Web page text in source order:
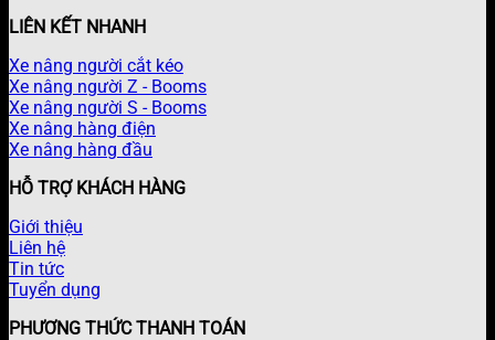
LIÊN KẾT NHANH
Xe nâng người cắt kéo
Xe nâng người Z - Booms
Xe nâng người S - Booms
Xe nâng hàng điện
Xe nâng hàng đầu
HỖ TRỢ KHÁCH HÀNG
Giới thiệu
Liên hệ
Tin tức
Tuyển dụng
PHƯƠNG THỨC THANH TOÁN